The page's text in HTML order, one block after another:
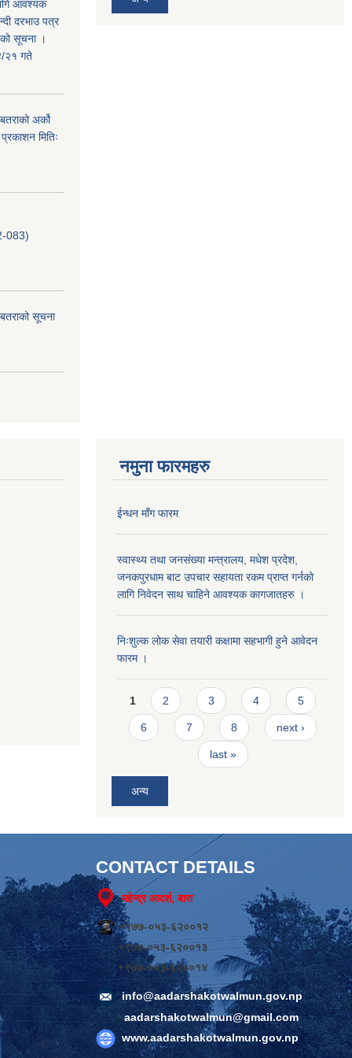
आवश्यक
दरभाउ पत्र
सूचना ।
२१ गते
अर्को
मितिः
083)
सूचना
नमुना फारमहरु
ईन्धन माँग फारम
स्वास्थ्य तथा जनसंख्या मन्त्रालय, मधेश प्रदेश,
जनकपुरधाम बाट उपचार सहायता रकम प्राप्त गर्नको
लागि निवेदन साथ चाहिने आवश्यक कागजातहरु ।
निःशुल्क लोक सेवा तयारी कक्षामा सहभागी हुने आवेदन
फारम ।
Pages
1 2 3 4 5
6 7 8 next ›
last »
अन्य
CONTACT DETAILS
महेन्द्र आदर्श, बारा
+९७७-०५३-६२००१२
+९७७-०५३-६२००१३
+९७७-०५३-६२००१४
info@aadarshakotwalmun.gov.np
aadarshakotwalmun@gmail.com
www.aadarshakotwalmun.gov.np